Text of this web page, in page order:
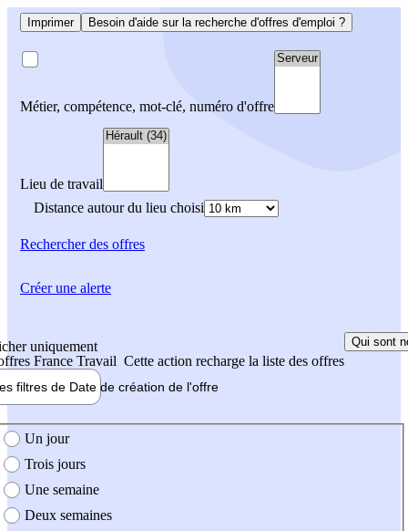
Imprimer Besoin d'aide sur la recherche d'offres d'emploi ?
Métier, compétence, mot-clé, numéro d'offre
Lieu de travail
Distance autour du lieu choisi
Rechercherdes offres
uniquement
France Travail Cette action recharge la liste des offres
Qui sont
filtres de Date de création de l'offre
création de l'offre
Un jour
Trois jours
Une semaine
Deux semaines
Créer une alerte